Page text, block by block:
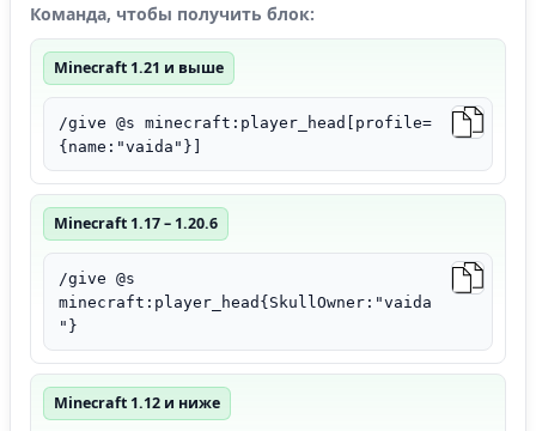
Команда, чтобы получить блок:
Minecraft 1.21 и выше
/give @s minecraft:player_head[profile=
{name:"vaida"}]
Minecraft 1.17 – 1.20.6
/give @s
minecraft:player_head{SkullOwner:"vaida
"}
Minecraft 1.12 и ниже